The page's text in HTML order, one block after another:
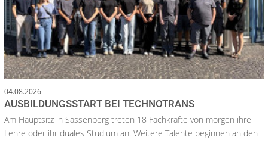
04.08.2026
AUSBILDUNGSSTART BEI TECHNOTRANS
Am Hauptsitz in Sassenberg treten 18 Fachkräfte von morgen ihre
Lehre oder ihr duales Studium an. Weitere Talente beginnen an den